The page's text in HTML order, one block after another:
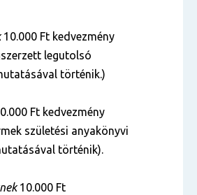
10.000 Ft kedvezmény
legutolsó
történik.)
Ft kedvezmény
születési anyakönyvi
történik).
10.000 Ft